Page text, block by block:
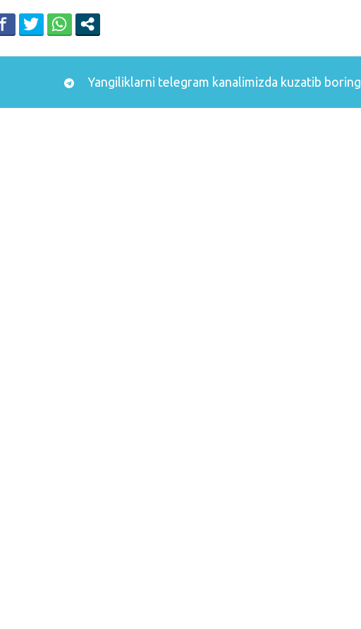
Yangiliklarni telegram kanalimizda kuzatib boring